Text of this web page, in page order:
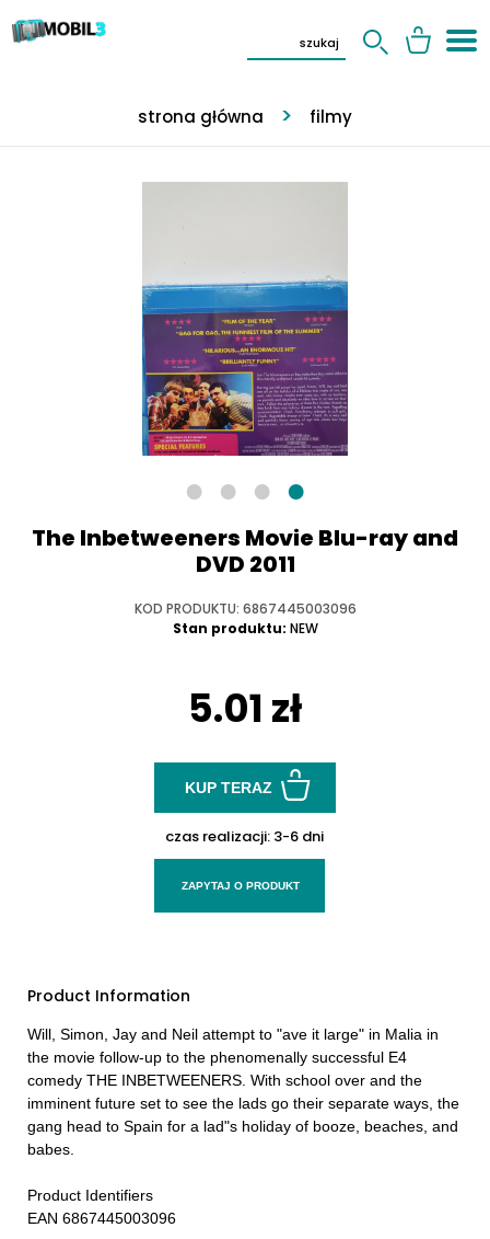
strona główna filmy
The Inbetweeners Movie Blu-ray and
DVD 2011
KOD PRODUKTU: 6867445003096
Stan produktu: NEW
5.01 zł
KUP TERAZ
czas realizacji: 3-6 dni
ZAPYTAJ O PRODUKT
Product Information
Will, Simon, Jay and Neil attempt to "ave it large" in Malia in
the movie follow-up to the phenomenally successful E4
comedy THE INBETWEENERS. With school over and the
imminent future set to see the lads go their separate ways, the
gang head to Spain for a lad"s holiday of booze, beaches, and
babes.
Product Identifiers
EAN 6867445003096